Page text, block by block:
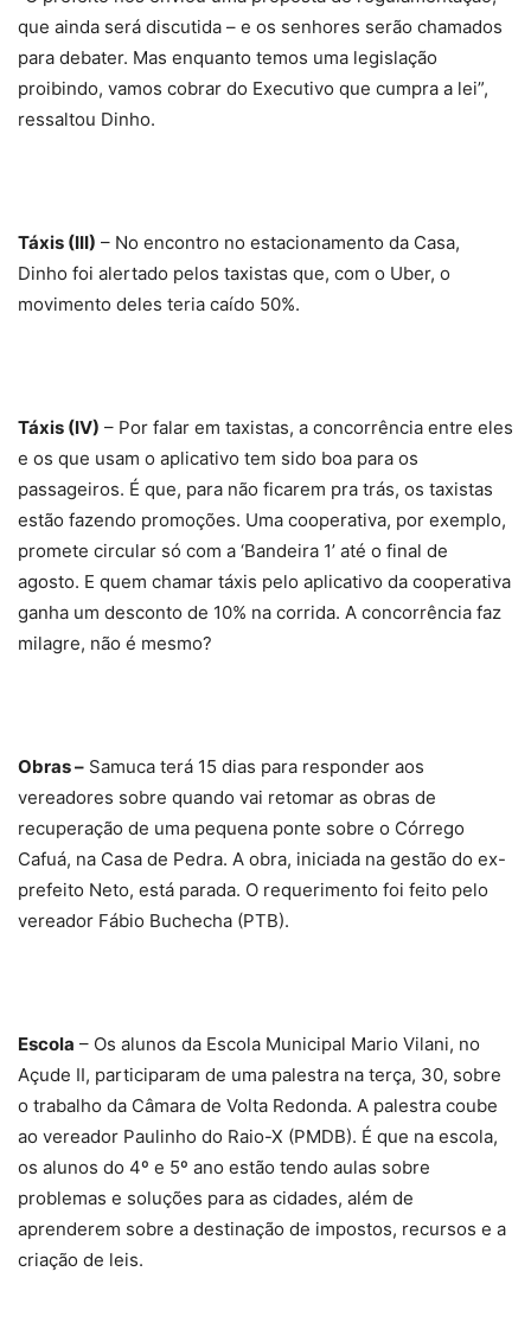
que ainda será discutida – e os senhores serão chamados
para debater. Mas enquanto temos uma legislação
proibindo, vamos cobrar do Executivo que cumpra a lei”,
ressaltou Dinho.
Táxis (III) – No encontro no estacionamento da Casa,
Dinho foi alertado pelos taxistas que, com o Uber, o
movimento deles teria caído 50%.
Táxis (IV) – Por falar em taxistas, a concorrência entre eles
e os que usam o aplicativo tem sido boa para os
passageiros. É que, para não ficarem pra trás, os taxistas
estão fazendo promoções. Uma cooperativa, por exemplo,
promete circular só com a ‘Bandeira 1’ até o final de
agosto. E quem chamar táxis pelo aplicativo da cooperativa
ganha um desconto de 10% na corrida. A concorrência faz
milagre, não é mesmo?
Obras – Samuca terá 15 dias para responder aos
vereadores sobre quando vai retomar as obras de
recuperação de uma pequena ponte sobre o Córrego
Cafuá, na Casa de Pedra. A obra, iniciada na gestão do ex-
prefeito Neto, está parada. O requerimento foi feito pelo
vereador Fábio Buchecha (PTB).
Escola – Os alunos da Escola Municipal Mario Vilani, no
Açude II, participaram de uma palestra na terça, 30, sobre
o trabalho da Câmara de Volta Redonda. A palestra coube
ao vereador Paulinho do Raio-X (PMDB). É que na escola,
os alunos do 4º e 5º ano estão tendo aulas sobre
problemas e soluções para as cidades, além de
aprenderem sobre a destinação de impostos, recursos e a
criação de leis.